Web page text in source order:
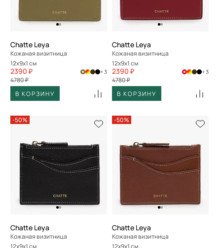
Chatte Leya
Кожаная визитница
12x9x1 см
2390 ₽
4780 ₽
+ 3
В КОРЗИНУ
Chatte Leya
Кожаная визитница
12x9x1 см
2390 ₽
4780 ₽
+ 3
В КОРЗИНУ
-50%
Chatte Leya
Кожаная визитница
12x9x1 см
-50%
Chatte Leya
Кожаная визитница
12x9x1 см